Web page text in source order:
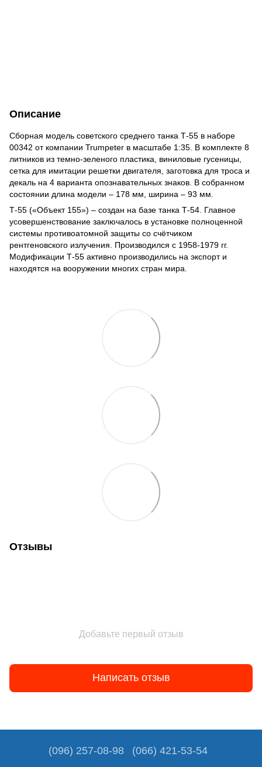
Описание
Сборная модель советского среднего танка Т-55 в наборе
00342 от компании Trumpeter в масштабе 1:35. В комплекте 8
литников из темно-зеленого пластика, виниловые гусеницы,
сетка для имитации решетки двигателя, заготовка для троса и
декаль на 4 варианта опознавательных знаков. В собранном
состоянии длина модели – 178 мм, ширина – 93 мм.
Т-55 («Объект 155») – создан на базе танка Т-54. Главное
усовершенствование заключалось в установке полноценной
системы противоатомной защиты со счётчиком
рентгеновского излучения. Производился с 1958-1979 гг.
Модификации Т-55 активно производились на экспорт и
находятся на вооружении многих стран мира.
Отзывы
Добавьте первый отзыв
Написать отзыв
(096) 257-08-98 (066) 421-53-54